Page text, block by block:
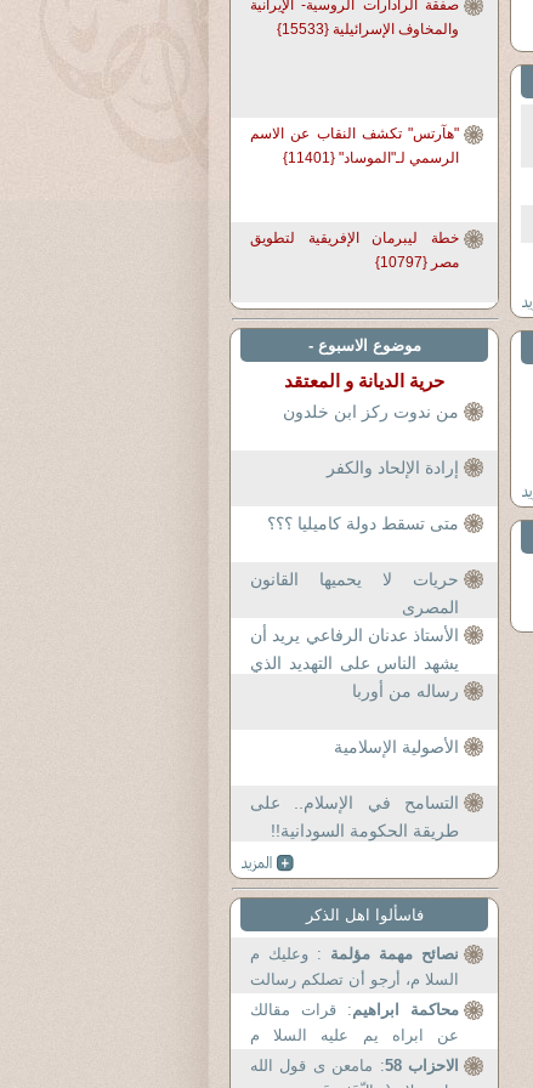
صفقة الرادارات الروسية- الإيرانية
والمخاوف الإسرائيلية {15533}
"هآرتس" تكشف النقاب عن الاسم
الرسمي لـ"الموساد" {11401}
خطة ليبرمان الإفريقية لتطويق
مصر {10797}
موضوع الاسبوع -
حرية الديانة و المعتقد
من ندوت ركز ابن خلدون
إرادة الإلحاد والكفر
متى تسقط دولة كاميليا ؟؟؟
حريات لا يحميها القانون
المصرى
الأستاذ عدنان الرفاعي يريد أن
يشهد الناس على التهديد الذي
بثته قناة ال
رساله من أوربا
الأصولية الإسلامية
التسامح في الإسلام.. على
طريقة الحكومة السودانية!!
فاسألوا اهل الذكر
نصائح مهمة مؤلمة : وعليك م
السلا م، أرجو أن تصلكم رسالت
ي ...
محاكمة ابراهيم: قرات مقالك
عن ابراه يم عليه السلا م
ولكن...
الاحزاب 58
: مامعن ى قول الله